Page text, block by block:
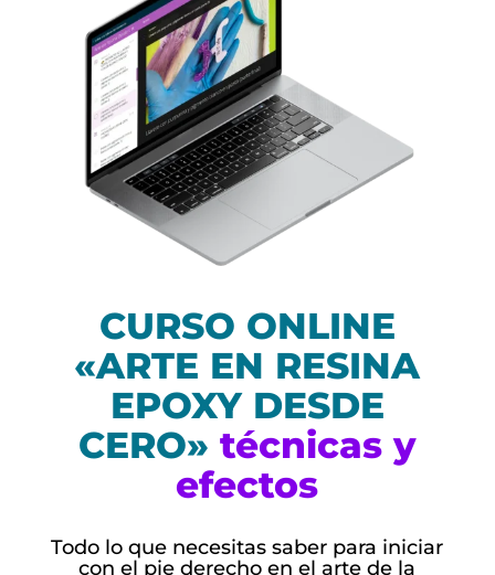
CURSO ONLINE
«ARTE EN RESINA
EPOXY DESDE
CERO»técnicas y
efectos
Todo lo que necesitas saber para iniciar
con el pie derecho en el arte de la